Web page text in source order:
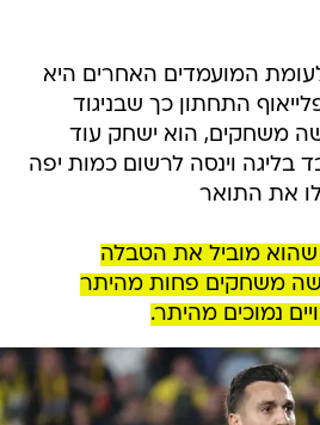
המועמדים האחרים היא
התחתון כך שבניגוד
משחקים, הוא ישחק עוד
וינסה לרשום כמות יפה
את התואר
שהוא מוביל את הטבלה
משחקים פחות מהיתר
נמוכים מהיתר.